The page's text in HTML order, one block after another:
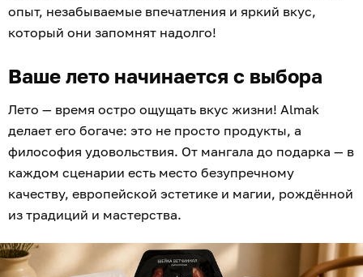
опыт, незабываемые впечатления и яркий вкус,
который они запомнят надолго!
Ваше лето начинается с выбора
Лето — время остро ощущать вкус жизни! Almak
делает его богаче: это не просто продукты, а
философия удовольствия. От мангала до подарка — в
каждом сценарии есть место безупречному
качеству, европейской эстетике и магии, рождённой
из традиций и мастерства.